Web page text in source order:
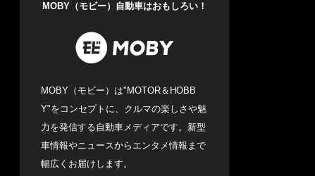
MOBY（モビー）自動車はおもしろい！
MOBY（モビー）は"MOTOR＆HOBB
Y"をコンセプトに、クルマの楽しさや魅
力を発信する自動車メディアです。新型
車情報やニュースからエンタメ情報まで
幅広くお届けします。